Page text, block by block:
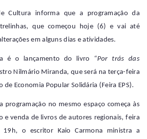
Cultura informa que a programação da
, que começou hoje (6) e vai até
em alguns dias e atividades.
é o lançamento do livro
“Por trás das
Nilmário Miranda, que será na terça-feira
de Economia Popular Solidária (Feira EPS).
programação no mesmo espaço começa às
e venda de livros de autores regionais, feira
19h, o escritor Kaio Carmona ministra a